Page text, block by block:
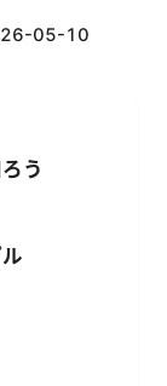
05-10
う